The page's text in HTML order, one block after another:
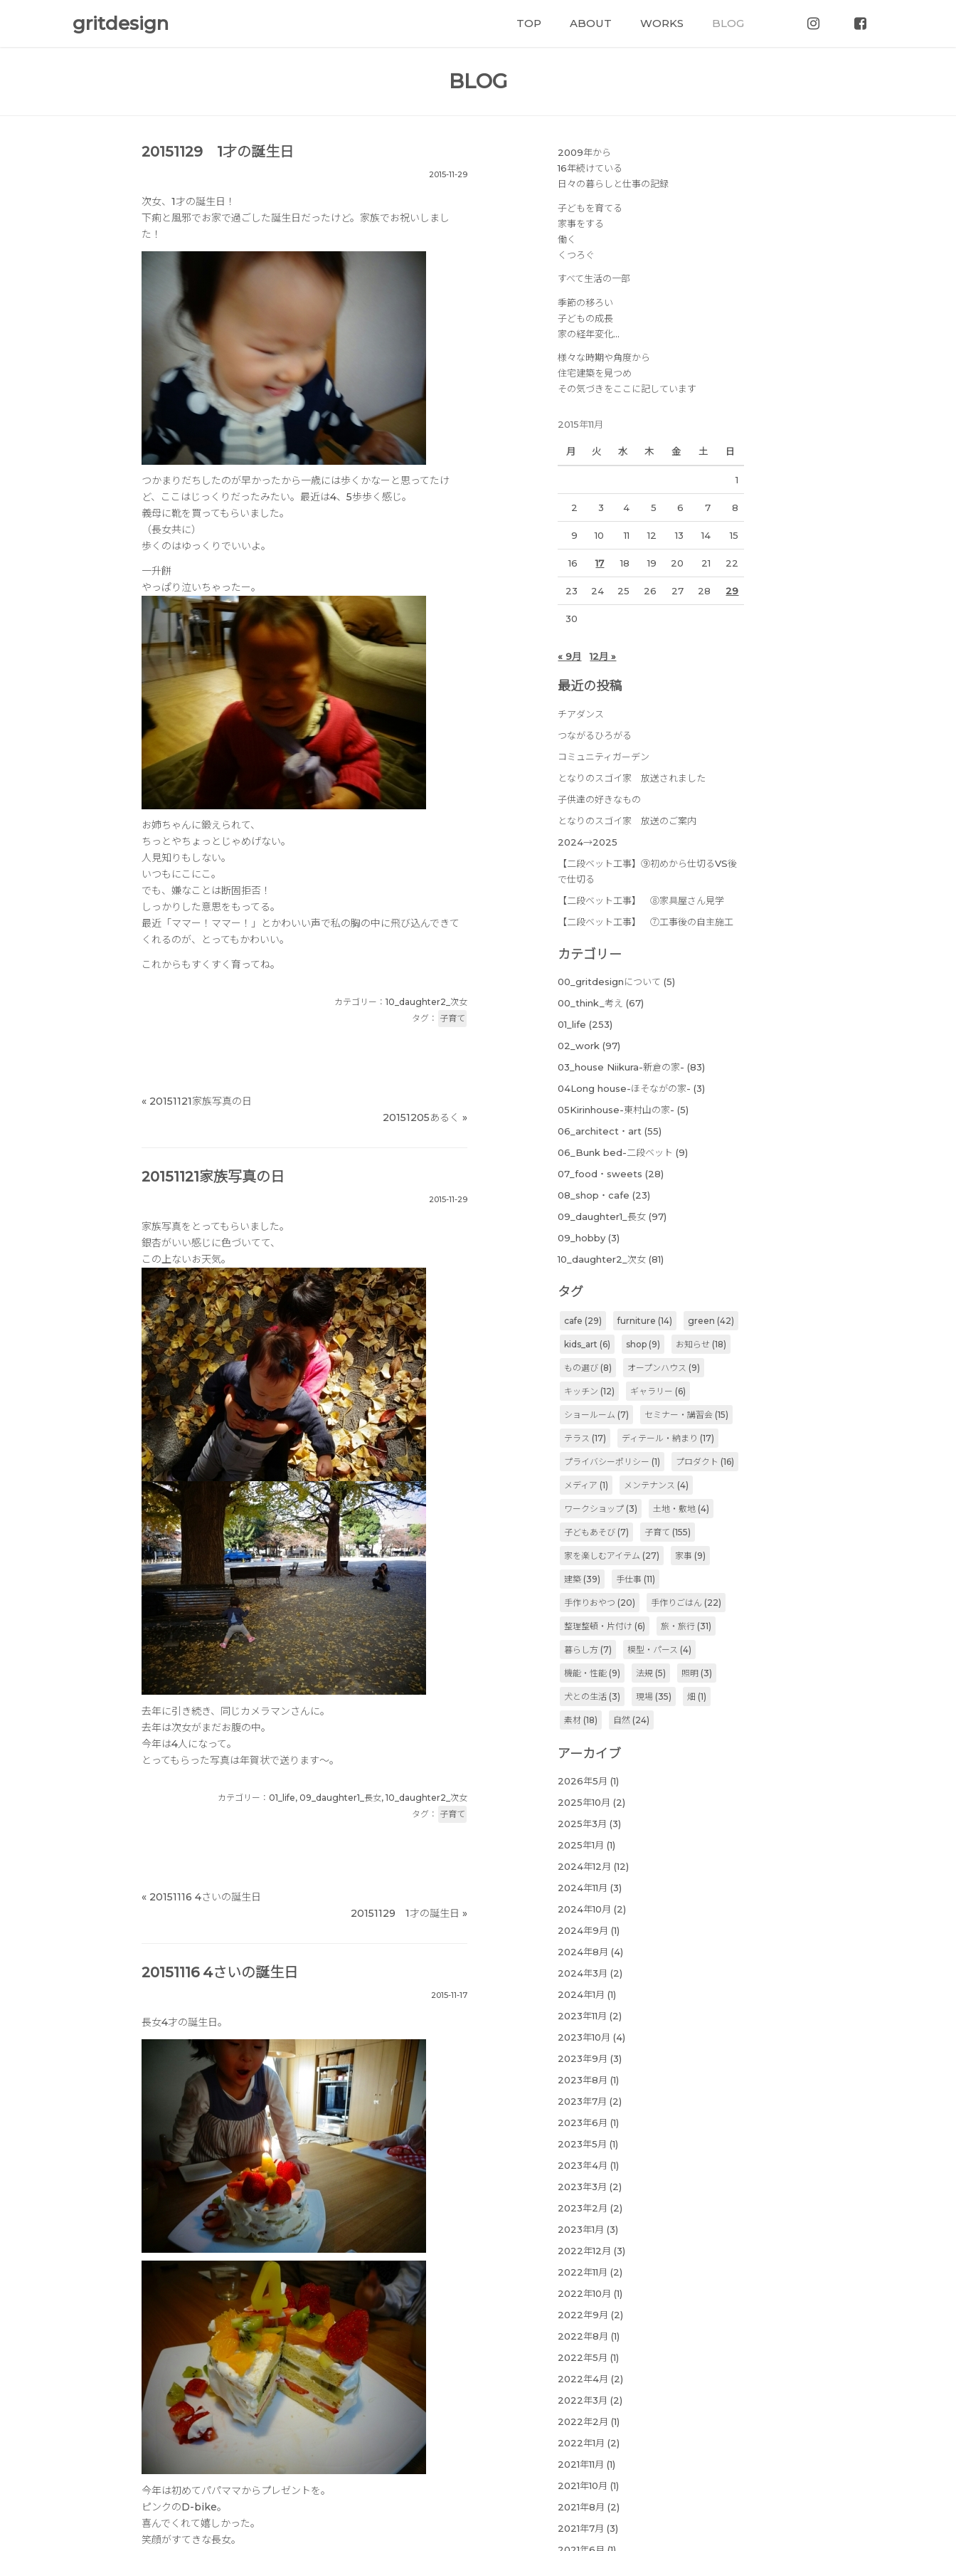
gritdesign TOP ABOUT WORKS BLOG
BLOG
20151129 1才の誕生日
2015-11-29
次女、1才の誕生日！
下痢と風邪でお家で過ごした誕生日だったけど。家族でお祝いしまし
た！
つかまりだちしたのが早かったから一歳には歩くかなーと思ってたけ
ど、ここはじっくりだったみたい。最近は4、5歩歩く感じ。
義母に靴を買ってもらいました。
（長女共に）
歩くのはゆっくりでいいよ。
一升餅
やっぱり泣いちゃったー。
お姉ちゃんに鍛えられて、
ちっとやちょっとじゃめげない。
人見知りもしない。
いつもにこにこ。
でも、嫌なことは断固拒否！
しっかりした意思をもってる。
最近「ママー！ママー！」とかわいい声で私の胸の中に飛び込んできて
くれるのが、とってもかわいい。
これからもすくすく育ってね。
カテゴリー： 10_daughter2_次女
タグ： 子育て
« 20151121家族写真の日
20151205あるく »
20151121家族写真の日
2015-11-29
家族写真をとってもらいました。
銀杏がいい感じに色づいてて、
この上ないお天気。
去年に引き続き、同じカメラマンさんに。
去年は次女がまだお腹の中。
今年は4人になって。
とってもらった写真は年賀状で送ります～。
カテゴリー： 01_life, 09_daughter1_長女, 10_daughter2_次女
タグ： 子育て
« 20151116 4さいの誕生日
20151129 1才の誕生日 »
20151116 4さいの誕生日
2015-11-17
長女4才の誕生日。
今年は初めてパパママからプレゼントを。
ピンクのD-bike。
喜んでくれて嬉しかった。
笑顔がすてきな長女。
2009年から
16年続けている
日々の暮らしと仕事の記録
子どもを育てる
家事をする
働く
くつろぐ
すべて生活の一部
季節の移ろい
子どもの成長
家の経年変化…
様々な時期や角度から
住宅建築を見つめ
その気づきをここに記しています
2015年11月
月 火 水 木 金 土 日
1
2 3 4 5 6 7 8
9 10 11 12 13 14 15
16 17 18 19 20 21 22
23 24 25 26 27 28 29
30
« 9月 12月 »
最近の投稿
チアダンス
つながるひろがる
コミュニティガーデン
となりのスゴイ家 放送されました
子供達の好きなもの
となりのスゴイ家 放送のご案内
2024→2025
【二段ベット工事】⑨初めから仕切るVS後
で仕切る
【二段ベット工事】 ⑧家具屋さん見学
【二段ベット工事】 ⑦工事後の自主施工
カテゴリー
00_gritdesignについて (5)
00_think_考え (67)
01_life (253)
02_work (97)
03_house Niikura-新倉の家- (83)
04Long house-ほそながの家- (3)
05Kirinhouse-東村山の家- (5)
06_architect・art (55)
06_Bunk bed-二段ベット (9)
07_food・sweets (28)
08_shop・cafe (23)
09_daughter1_長女 (97)
09_hobby (3)
10_daughter2_次女 (81)
タグ
cafe (29) furniture (14) green (42)
kids_art (6) shop (9) お知らせ (18)
もの選び (8) オープンハウス (9)
キッチン (12) ギャラリー (6)
ショールーム (7) セミナー・講習会 (15)
テラス (17) ディテール・納まり (17)
プライバシーポリシー (1) プロダクト (16)
メディア (1) メンテナンス (4)
ワークショップ (3) 土地・敷地 (4)
子どもあそび (7) 子育て (155)
家を楽しむアイテム (27) 家事 (9)
建築 (39) 手仕事 (11)
手作りおやつ (20) 手作りごはん (22)
整理整頓・片付け (6) 旅・旅行 (31)
暮らし方 (7) 模型・パース (4)
機能・性能 (9) 法規 (5) 照明 (3)
犬との生活 (3) 現場 (35) 畑 (1)
素材 (18) 自然 (24)
アーカイブ
2026年5月 (1)
2025年10月 (2)
2025年3月 (3)
2025年1月 (1)
2024年12月 (12)
2024年11月 (3)
2024年10月 (2)
2024年9月 (1)
2024年8月 (4)
2024年3月 (2)
2024年1月 (1)
2023年11月 (2)
2023年10月 (4)
2023年9月 (3)
2023年8月 (1)
2023年7月 (2)
2023年6月 (1)
2023年5月 (1)
2023年4月 (1)
2023年3月 (2)
2023年2月 (2)
2023年1月 (3)
2022年12月 (3)
2022年11月 (2)
2022年10月 (1)
2022年9月 (2)
2022年8月 (1)
2022年5月 (1)
2022年4月 (2)
2022年3月 (2)
2022年2月 (1)
2022年1月 (2)
2021年11月 (1)
2021年10月 (1)
2021年8月 (2)
2021年7月 (3)